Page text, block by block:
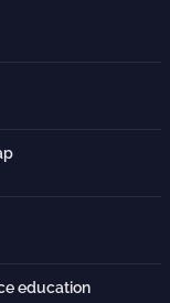
education